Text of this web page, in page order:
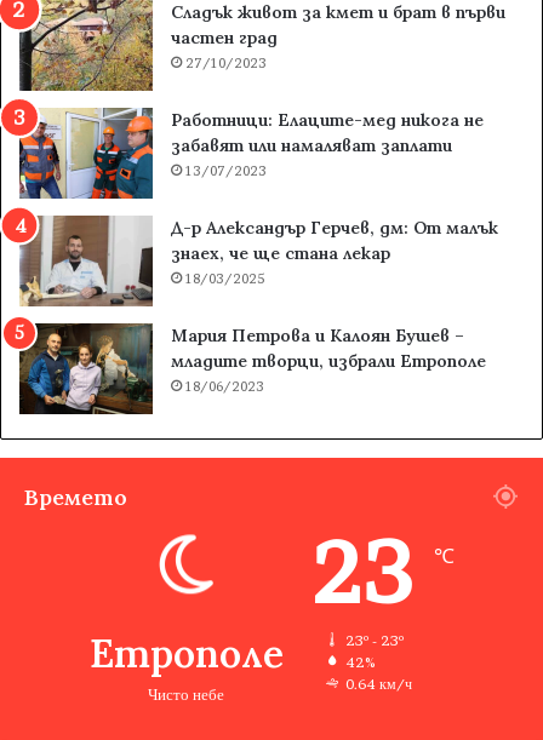
Сладък живот за кмет и брат в първи
частен град
27/10/2023
Работници: Елаците-мед никога не
забавят или намаляват заплати
13/07/2023
Д-р Александър Герчев, дм: От малък
знаех, че ще стана лекар
18/03/2025
Мария Петрова и Калоян Бушев –
младите творци, избрали Етрополе
18/06/2023
Времето
Етрополе
Чисто небе
23 ℃
23º - 23º
42%
0.64 км/ч